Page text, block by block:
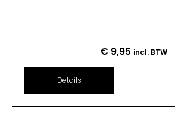
€ 9,95 incl. BTW
Details